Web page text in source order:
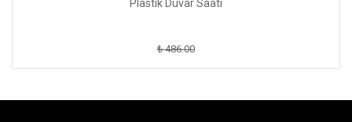
Plastik Duvar Saati
₺ 486.00